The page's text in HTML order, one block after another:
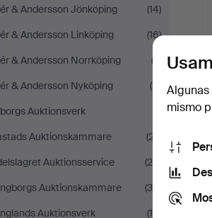
& Andersson Jönköping
(14)
& Andersson Linköping
(16)
& Andersson Norrköping
(3)
& Andersson Nyköping
(11)
Auktionsverk
Auktionskammare
(27)
Auktionsservice
(24)
Auktionskammare
(38)
Auktionsverk
(14)
Algunas
mismo